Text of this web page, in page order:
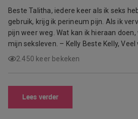
Beste Talitha, iedere keer als ik seks
gebruik, krijg ik perineum pijn. Als ik
pijn weer weg. Wat kan ik hieraan
mijn seksleven. – Kelly Beste Kelly, Veel
2.450 keer bekeken
Lees verder